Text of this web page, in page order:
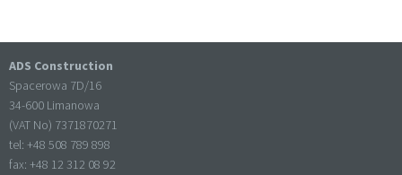
ADS Construction
Spacerowa 7D/16
34-600 Limanowa
(VAT No) 7371870271
tel: +48 508 789 898
fax: +48 12 312 08 92